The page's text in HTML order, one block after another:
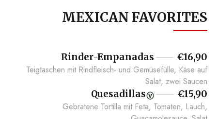
MEXICAN FAVORITES
Rinder-Empanadas
€16,90
Teigtaschen mit Rindfleisch- und Gemüsefülle, Käse auf
Salat, zwei Saucen
Quesadillas
€15,90
Gebratene Tortilla mit Feta, Tomaten, Lauch,